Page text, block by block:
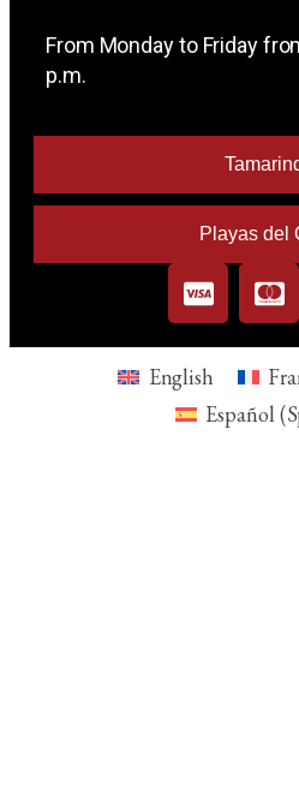
Playas del
From Monday to Friday
p.m.
English
Español (